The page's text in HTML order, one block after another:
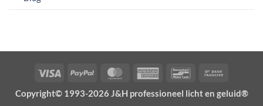
Visa PayPal MasterCardAmerican
Bancontact
Copyright© 1993-2026 J&H professioneel licht en geluid®